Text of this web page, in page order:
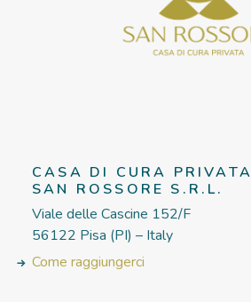
CASA DI CURA PRIVATA
SAN ROSSORE S.R.L.
Viale delle Cascine 152/F
56122 Pisa (PI) – Italy
Come raggiungerci